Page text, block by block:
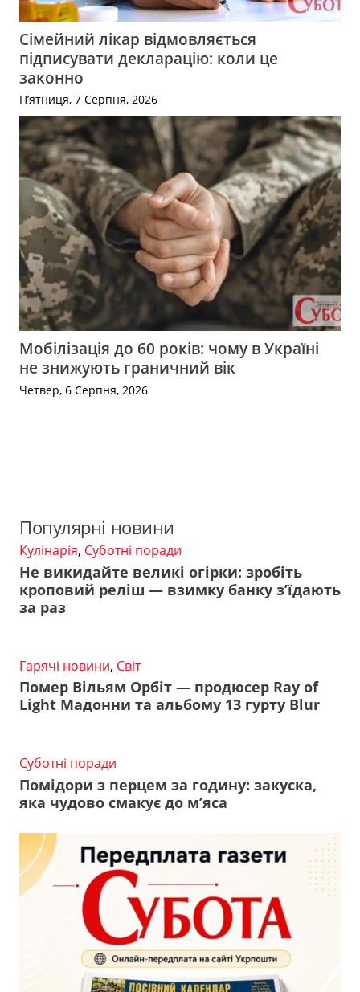
Сімейний лікар відмовляється
підписувати декларацію: коли це
законно
П’ятниця, 7 Серпня, 2026
Мобілізація до 60 років: чому в Україні
не знижують граничний вік
Четвер, 6 Серпня, 2026
Популярні новини
Кулінарія, Суботні поради
Не викидайте великі огірки: зробіть
кроповий реліш — взимку банку з’їдають
за раз
Гарячі новини, Світ
Помер Вільям Орбіт — продюсер Ray of
Light Мадонни та альбому 13 гурту Blur
Суботні поради
Помідори з перцем за годину: закуска,
яка чудово смакує до м’яса